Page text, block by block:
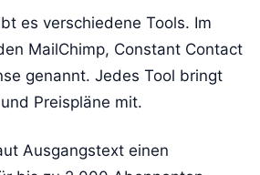
es verschiedene Tools. Im
MailChimp, Constant Contact
genannt. Jedes Tool bringt
Preispläne mit.
Ausgangstext einen